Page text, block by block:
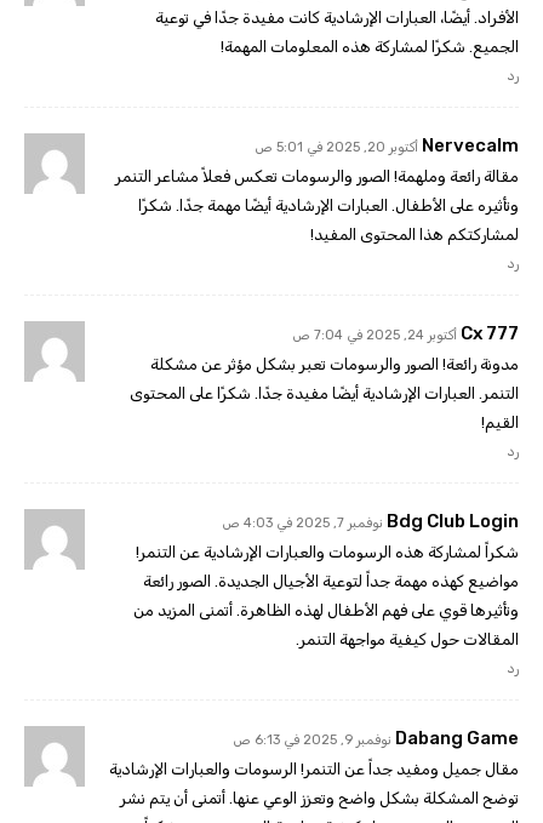
الأفراد. أيضًا، العبارات الإرشادية كانت مفيدة جدًا في توعية
الجميع. شكرًا لمشاركة هذه المعلومات المهمة!
رد
Nervecalm أكتوبر 20, 2025 في 5:01 ص
مقالة رائعة وملهمة! الصور والرسومات تعكس فعلاً مشاعر التنمر
وتأثيره على الأطفال. العبارات الإرشادية أيضًا مهمة جدًا. شكرًا
لمشاركتكم هذا المحتوى المفيد!
رد
777 Cx أكتوبر 24, 2025 في 7:04 ص
مدونة رائعة! الصور والرسومات تعبر بشكل مؤثر عن مشكلة
التنمر. العبارات الإرشادية أيضًا مفيدة جدًا. شكرًا على المحتوى
القيم!
رد
Bdg Club Login نوفمبر 7, 2025 في 4:03 ص
شكراً لمشاركة هذه الرسومات والعبارات الإرشادية عن التنمر!
مواضيع كهذه مهمة جداً لتوعية الأجيال الجديدة. الصور رائعة
وتأثيرها قوي على فهم الأطفال لهذه الظاهرة. أتمنى المزيد من
المقالات حول كيفية مواجهة التنمر.
رد
Dabang Game نوفمبر 9, 2025 في 6:13 ص
مقال جميل ومفيد جداً عن التنمر! الرسومات والعبارات الإرشادية
توضح المشكلة بشكل واضح وتعزز الوعي عنها. أتمنى أن يتم نشر